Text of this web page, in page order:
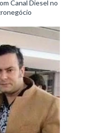
Canal Diesel no